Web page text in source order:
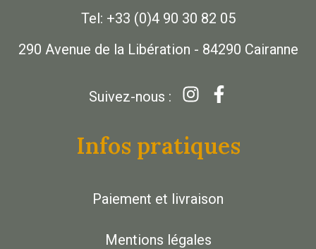
Tel: +33 (0)4 90 30 82 05
290 Avenue de la Libération - 84290 Cairanne
Suivez-nous :
Infos pratiques
Paiement et livraison
Mentions légales